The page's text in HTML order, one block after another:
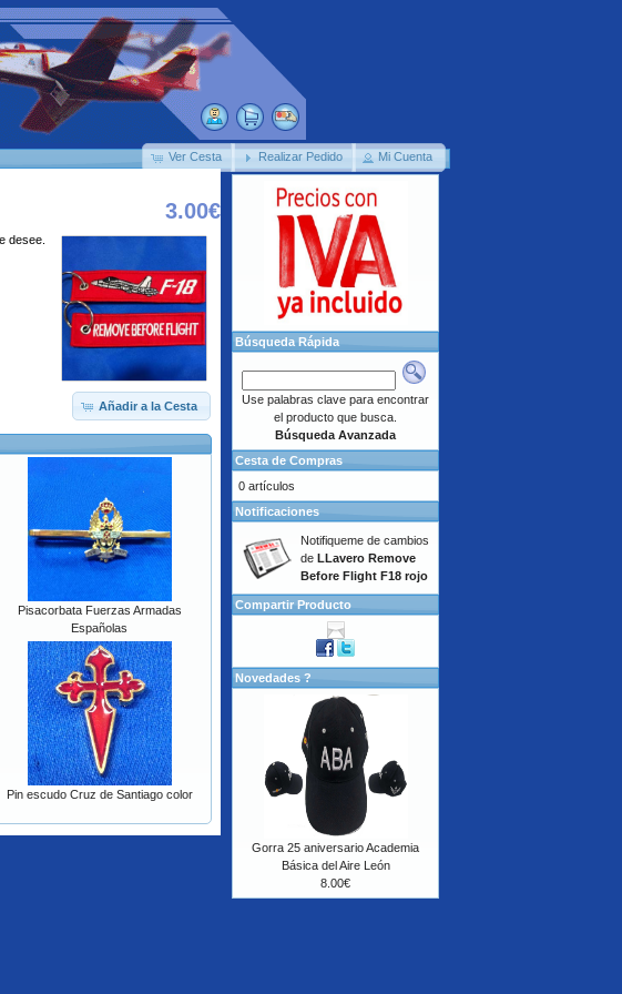
Ver Cesta Realizar Pedido Mi Cuenta
3.00€
desee.
Añadir a la Cesta
Pisacorbata Fuerzas Armadas
Españolas
Pin escudo Cruz de Santiago color
Búsqueda Rápida
Use palabras clave para encontrar
el producto que busca.
Búsqueda Avanzada
Cesta de Compras
0 artículos
Notificaciones
Notifiqueme de cambios
de LLavero Remove
Before Flight F18 rojo
Compartir Producto
Novedades ?
Gorra 25 aniversario Academia
Básica del Aire León
8.00€